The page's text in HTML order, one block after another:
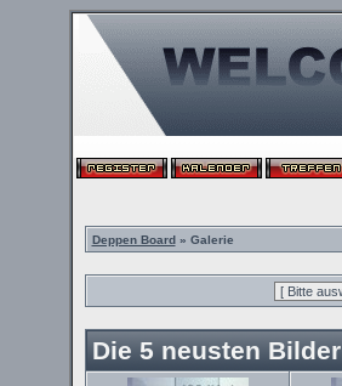
Deppen Board» Galerie
Die 5 neusten Bilder